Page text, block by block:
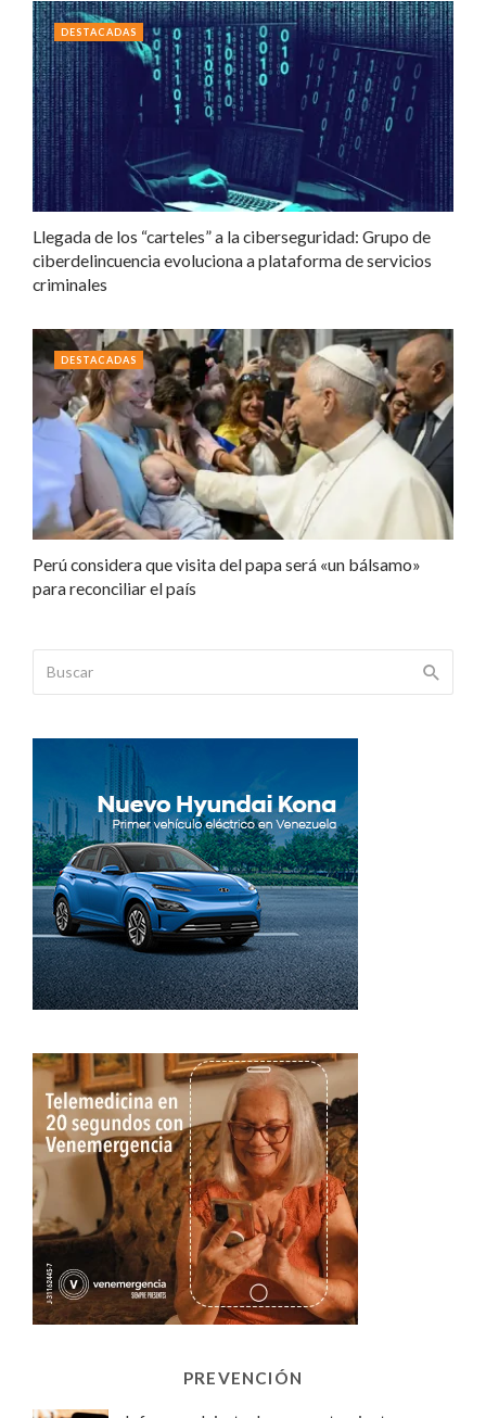
Llegada de los “carteles” a la ciberseguridad: Grupo de
ciberdelincuencia evoluciona a plataforma de servicios
criminales
DESTACADAS
Perú considera que visita del papa será «un bálsamo»
para reconciliar el país
DESTACADAS
PREVENCIÓN